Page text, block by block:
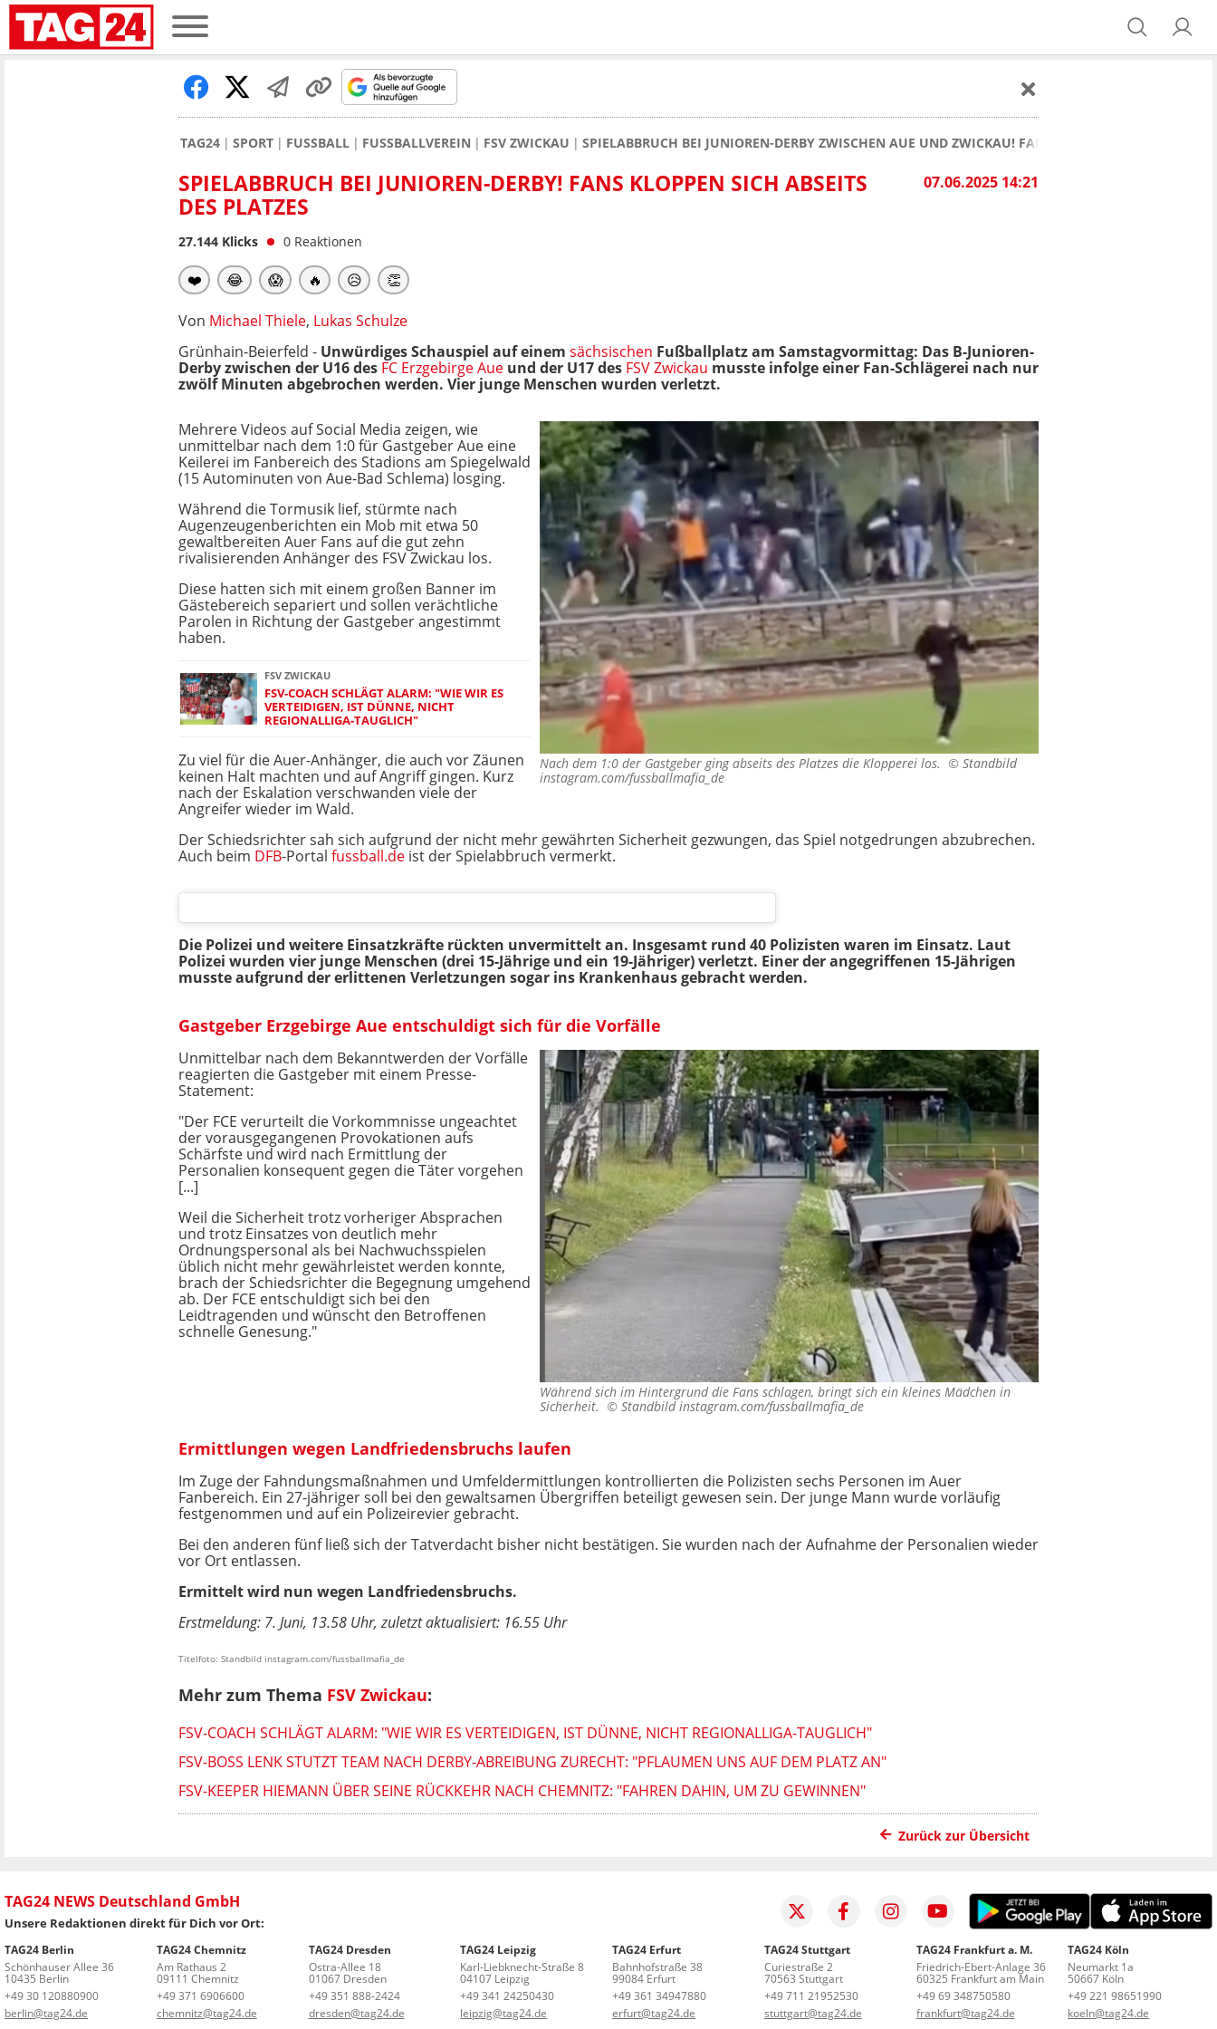
TAG24 SPORT FUSSBALL FUSSBALLVEREIN FSV ZWICKAU SPIELABBRUCH BEI JUNIOREN-DERBY ZWISCHEN AUE UND ZWICKAU! FANS KLOPPEN SICH ABSEITS
07.06.2025 14:21
SPIELABBRUCH BEI JUNIOREN-DERBY! FANS KLOPPEN SICH ABSEITS
DES PLATZES
27.144 Klicks 0 Reaktionen
❤️ 😂 😱 🔥 😥 👏
Von Michael Thiele, Lukas Schulze
Grünhain-Beierfeld - Unwürdiges Schauspiel auf einem sächsischen Fußballplatz am Samstagvormittag: Das B-Junioren-
Derby zwischen der U16 des FC Erzgebirge Aue und der U17 des FSV Zwickau musste infolge einer Fan-Schlägerei nach nur
zwölf Minuten abgebrochen werden. Vier junge Menschen wurden verletzt.
Nach dem 1:0 der Gastgeber ging abseits des Platzes die Klopperei los. © Standbild
instagram.com/fussballmafia_de
Mehrere Videos auf Social Media zeigen, wie
unmittelbar nach dem 1:0 für Gastgeber Aue eine
Keilerei im Fanbereich des Stadions am Spiegelwald
(15 Autominuten von Aue-Bad Schlema) losging.
Während die Tormusik lief, stürmte nach
Augenzeugenberichten ein Mob mit etwa 50
gewaltbereiten Auer Fans auf die gut zehn
rivalisierenden Anhänger des FSV Zwickau los.
Diese hatten sich mit einem großen Banner im
Gästebereich separiert und sollen verächtliche
Parolen in Richtung der Gastgeber angestimmt
haben.
FSV ZWICKAU
FSV-COACH SCHLÄGT ALARM: "WIE WIR ES
VERTEIDIGEN, IST DÜNNE, NICHT
REGIONALLIGA-TAUGLICH"
Zu viel für die Auer-Anhänger, die auch vor Zäunen
keinen Halt machten und auf Angriff gingen. Kurz
nach der Eskalation verschwanden viele der
Angreifer wieder im Wald.
Der Schiedsrichter sah sich aufgrund der nicht mehr gewährten Sicherheit gezwungen, das Spiel notgedrungen abzubrechen.
Auch beim DFB-Portal fussball.de ist der Spielabbruch vermerkt.
Die Polizei und weitere Einsatzkräfte rückten unvermittelt an. Insgesamt rund 40 Polizisten waren im Einsatz. Laut
Polizei wurden vier junge Menschen (drei 15-Jährige und ein 19-Jähriger) verletzt. Einer der angegriffenen 15-Jährigen
musste aufgrund der erlittenen Verletzungen sogar ins Krankenhaus gebracht werden.
Gastgeber Erzgebirge Aue entschuldigt sich für die Vorfälle
Während sich im Hintergrund die Fans schlagen, bringt sich ein kleines Mädchen in
Sicherheit. © Standbild instagram.com/fussballmafia_de
Unmittelbar nach dem Bekanntwerden der Vorfälle
reagierten die Gastgeber mit einem Presse-
Statement:
"Der FCE verurteilt die Vorkommnisse ungeachtet
der vorausgegangenen Provokationen aufs
Schärfste und wird nach Ermittlung der
Personalien konsequent gegen die Täter vorgehen
[...]
Weil die Sicherheit trotz vorheriger Absprachen
und trotz Einsatzes von deutlich mehr
Ordnungspersonal als bei Nachwuchsspielen
üblich nicht mehr gewährleistet werden konnte,
brach der Schiedsrichter die Begegnung umgehend
ab. Der FCE entschuldigt sich bei den
Leidtragenden und wünscht den Betroffenen
schnelle Genesung."
Ermittlungen wegen Landfriedensbruchs laufen
Im Zuge der Fahndungsmaßnahmen und Umfeldermittlungen kontrollierten die Polizisten sechs Personen im Auer
Fanbereich. Ein 27-jähriger soll bei den gewaltsamen Übergriffen beteiligt gewesen sein. Der junge Mann wurde vorläufig
festgenommen und auf ein Polizeirevier gebracht.
Bei den anderen fünf ließ sich der Tatverdacht bisher nicht bestätigen. Sie wurden nach der Aufnahme der Personalien wieder
vor Ort entlassen.
Ermittelt wird nun wegen Landfriedensbruchs.
Erstmeldung: 7. Juni, 13.58 Uhr, zuletzt aktualisiert: 16.55 Uhr
Titelfoto: Standbild instagram.com/fussballmafia_de
Mehr zum Thema FSV Zwickau:
FSV-COACH SCHLÄGT ALARM: "WIE WIR ES VERTEIDIGEN, IST DÜNNE, NICHT REGIONALLIGA-TAUGLICH"
FSV-BOSS LENK STUTZT TEAM NACH DERBY-ABREIBUNG ZURECHT: "PFLAUMEN UNS AUF DEM PLATZ AN"
FSV-KEEPER HIEMANN ÜBER SEINE RÜCKKEHR NACH CHEMNITZ: "FAHREN DAHIN, UM ZU GEWINNEN"
Zurück zur Übersicht
TAG24 NEWS Deutschland GmbH
Unsere Redaktionen direkt für Dich vor Ort:
TAG24 Berlin
Schönhauser Allee 36
10435 Berlin
+49 30 120880900
berlin@tag24.de
TAG24 Chemnitz
Am Rathaus 2
09111 Chemnitz
+49 371 6906600
chemnitz@tag24.de
TAG24 Dresden
Ostra-Allee 18
01067 Dresden
+49 351 888-2424
dresden@tag24.de
TAG24 Leipzig
Karl-Liebknecht-Straße 8
04107 Leipzig
+49 341 24250430
leipzig@tag24.de
TAG24 Erfurt
Bahnhofstraße 38
99084 Erfurt
+49 361 34947880
erfurt@tag24.de
TAG24 Stuttgart
Curiestraße 2
70563 Stuttgart
+49 711 21952530
stuttgart@tag24.de
TAG24 Frankfurt a. M.
Friedrich-Ebert-Anlage 36
60325 Frankfurt am Main
+49 69 348750580
frankfurt@tag24.de
TAG24 Köln
Neumarkt 1a
50667 Köln
+49 221 98651990
koeln@tag24.de